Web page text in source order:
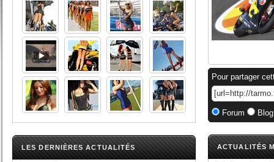
LES DERNIÈRES ACTUALITÉS
Pour partager
Forum
ACTUALITÉS